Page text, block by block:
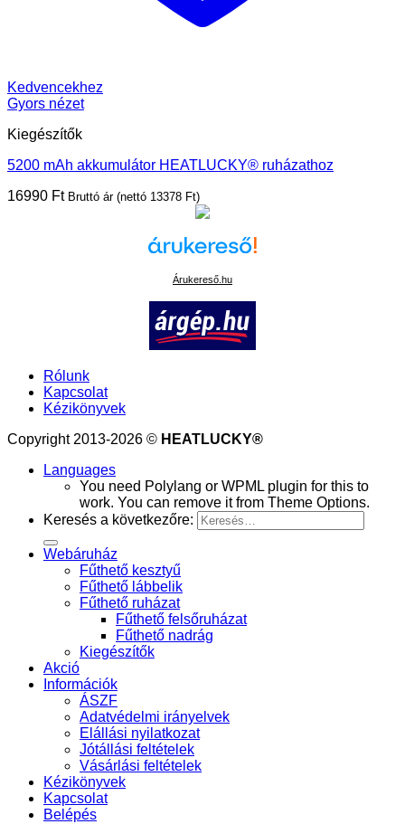
Kedvencekhez
Gyors nézet
Kiegészítők
5200 mAh akkumulátor HEATLUCKY® ruházathoz
16990 Ft Bruttó ár (nettó 13378 Ft)
Árukereső.hu
Rólunk
Kapcsolat
Kézikönyvek
Copyright 2013-2026 © HEATLUCKY®
Languages
You need Polylang or WPML plugin for this to
work. You can remove it from Theme Options.
Keresés a következőre:
Webáruház
Fűthető kesztyű
Fűthető lábbelik
Fűthető ruházat
Fűthető felsőruházat
Fűthető nadrág
Kiegészítők
Akció
Információk
ÁSZF
Adatvédelmi irányelvek
Elállási nyilatkozat
Jótállási feltételek
Vásárlási feltételek
Kézikönyvek
Kapcsolat
Belépés